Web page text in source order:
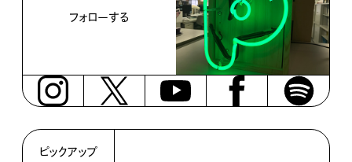
フォローする
ピックアップ